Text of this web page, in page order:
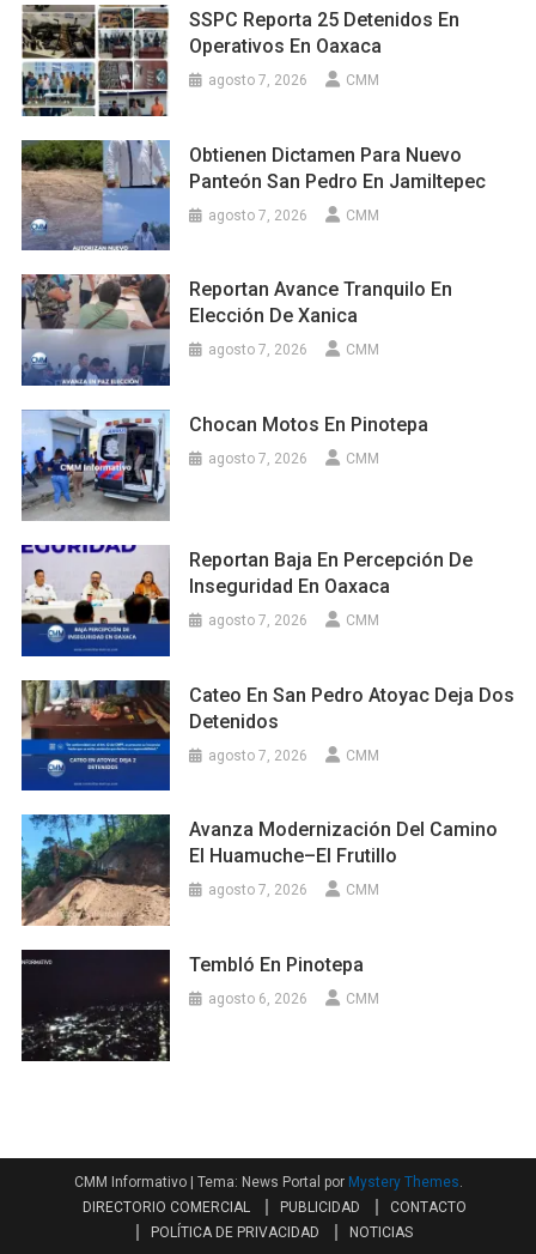
SSPC Reporta 25 Detenidos En
Operativos En Oaxaca
agosto 7, 2026 CMM
Obtienen Dictamen Para Nuevo
Panteón San Pedro En Jamiltepec
agosto 7, 2026 CMM
Reportan Avance Tranquilo En
Elección De Xanica
agosto 7, 2026 CMM
Chocan Motos En Pinotepa
agosto 7, 2026 CMM
Reportan Baja En Percepción De
Inseguridad En Oaxaca
agosto 7, 2026 CMM
Cateo En San Pedro Atoyac Deja Dos
Detenidos
agosto 7, 2026 CMM
Avanza Modernización Del Camino
El Huamuche–El Frutillo
agosto 7, 2026 CMM
Tembló En Pinotepa
agosto 6, 2026 CMM
CMM Informativo | Tema: News Portal por Mystery Themes.
DIRECTORIO COMERCIAL
PUBLICIDAD
CONTACTO
POLÍTICA DE PRIVACIDAD
NOTICIAS